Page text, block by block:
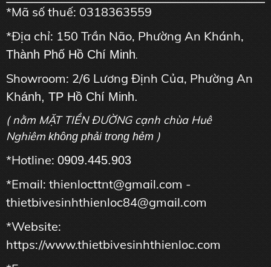
*Mã số thuế: 0318363559
*Địa chỉ: 150 Trần Não, Phường An Khánh,
Thành Phố Hồ Chí Minh.
Showroom: 2/6 Lương Định Của, Phường An
Khánh, TP Hồ Chí Minh.
( nằm MẶT TIỀN ĐƯỜNG cạnh chùa Huê
Nghiêm không phải trong hẻm )
*Hotline: 0909.445.903
*Email: thienlocttnt@gmail.com -
thietbivesinhthienloc84@gmail.com
*Website:
https://www.thietbivesinhthienloc.com